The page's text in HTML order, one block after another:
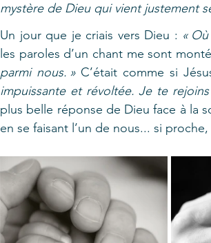
mystère de Dieu qui vient justement
Un jour que je criais vers Dieu : «
les paroles d’un chant me sont
parmi nous. » C’était comme si
impuissante et révoltée. Je te
plus belle réponse de Dieu face à la
en se faisant l’un de nous... si